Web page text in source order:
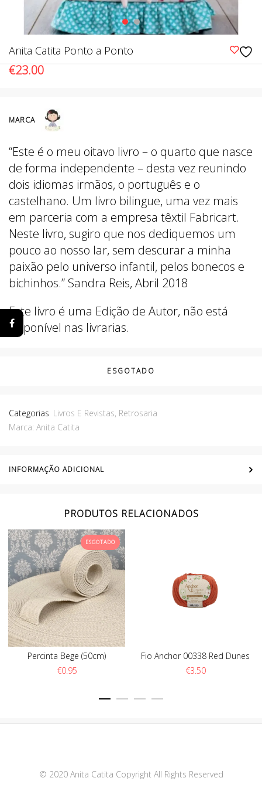
Anita Catita Ponto a Ponto
€23.00
MARCA
“Este é o meu oitavo livro – o quarto que nasce
de forma independente – desta vez reunindo
dois idiomas irmãos, o português e o
castelhano. Um livro bilingue, uma vez mais
em parceria com a empresa têxtil Fabricart.
Neste livro, sugiro que nos dediquemos um
pouco ao nosso lar, sem descurar a minha
paixão pelo universo infantil, pelos bonecos e
bichinhos.” Sandra Reis, Abril 2018
Este livro é uma Edição de Autor, não está
disponível nas livrarias.
ESGOTADO
Categorias Livros E Revistas, Retrosaria
Marca: Anita Catita
INFORMAÇÃO ADICIONAL
PRODUTOS RELACIONADOS
ESGOTADO
Percinta Bege (50cm)
€0.95
Fio Anchor 00338 Red Dunes
€3.50
© 2020 Anita Catita Copyright All Rights Reserved